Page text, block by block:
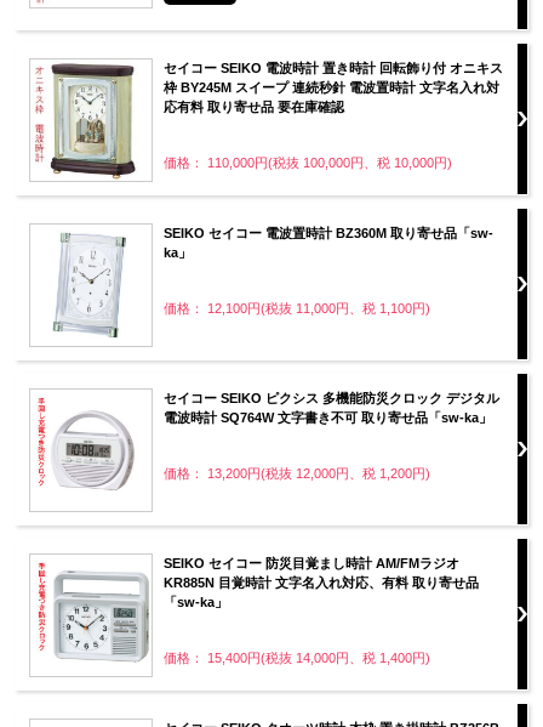
セイコー SEIKO 電波時計 置き時計 回転飾り付 オニキス
枠 BY245M スイープ 連続秒針 電波置時計 文字名入れ対
応有料 取り寄せ品 要在庫確認
価格： 110,000円(税抜 100,000円、税 10,000円)
SEIKO セイコー 電波置時計 BZ360M 取り寄せ品「sw-
ka」
価格： 12,100円(税抜 11,000円、税 1,100円)
セイコー SEIKO ピクシス 多機能防災クロック デジタル
電波時計 SQ764W 文字書き不可 取り寄せ品「sw-ka」
価格： 13,200円(税抜 12,000円、税 1,200円)
SEIKO セイコー 防災目覚まし時計 AM/FMラジオ
KR885N 目覚時計 文字名入れ対応、有料 取り寄せ品
「sw-ka」
価格： 15,400円(税抜 14,000円、税 1,400円)